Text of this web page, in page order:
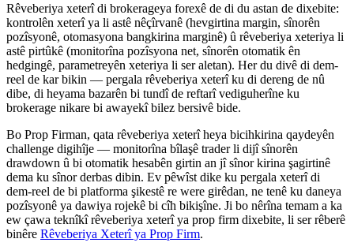
Rêveberiya xeterî di brokerageya forexê de di du astan de dixebite:
kontrolên xeterî ya li astê nêçîrvanê (hevgirtina margin, sînorên
pozîsyonê, otomasyona bangkirina marginê) û rêveberiya xeteriya li
astê pirtûkê (monitorîna pozîsyona net, sînorên otomatik ên
hedgingê, parametreyên xeteriya li ser aletan). Her du divê di dem-
reel de kar bikin — pergala rêveberiya xeterî ku di dereng de nû
dibe, di heyama bazarên bi tundî de reftarî vediguherîne ku
brokerage nikare bi awayekî bilez bersivê bide.
Bo Prop Firman, qata rêveberiya xeterî heya bicihkirina qaydeyên
challenge digihîje — monitorîna bîlaşê trader li dijî sînorên
drawdown û bi otomatik hesabên girtin an jî sînor kirina şagirtinê
dema ku sînor derbas dibin. Ev pêwîst dike ku pergala xeterî di
dem-reel de bi platforma şikestê re were girêdan, ne tenê ku daneya
pozîsyonê ya dawiya rojekê bi cîh bikişîne. Ji bo nêrîna temam a ka
ew çawa teknîkî rêveberiya xeterî ya prop firm dixebite, li ser rêberê
binêre Rêveberiya Xeterî ya Prop Firm.